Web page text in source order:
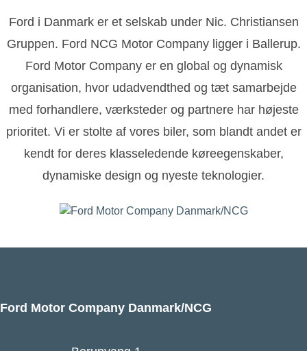
Ford i Danmark er et selskab under Nic. Christiansen
Gruppen. Ford NCG Motor Company ligger i Ballerup.
Ford Motor Company er en global og dynamisk
organisation, hvor udadvendthed og tæt samarbejde
med forhandlere, værksteder og partnere har højeste
prioritet. Vi er stolte af vores biler, som blandt andet er
kendt for deres klasseledende køreegenskaber,
dynamiske design og nyeste teknologier.
Ford Motor Company Danmark/NCG